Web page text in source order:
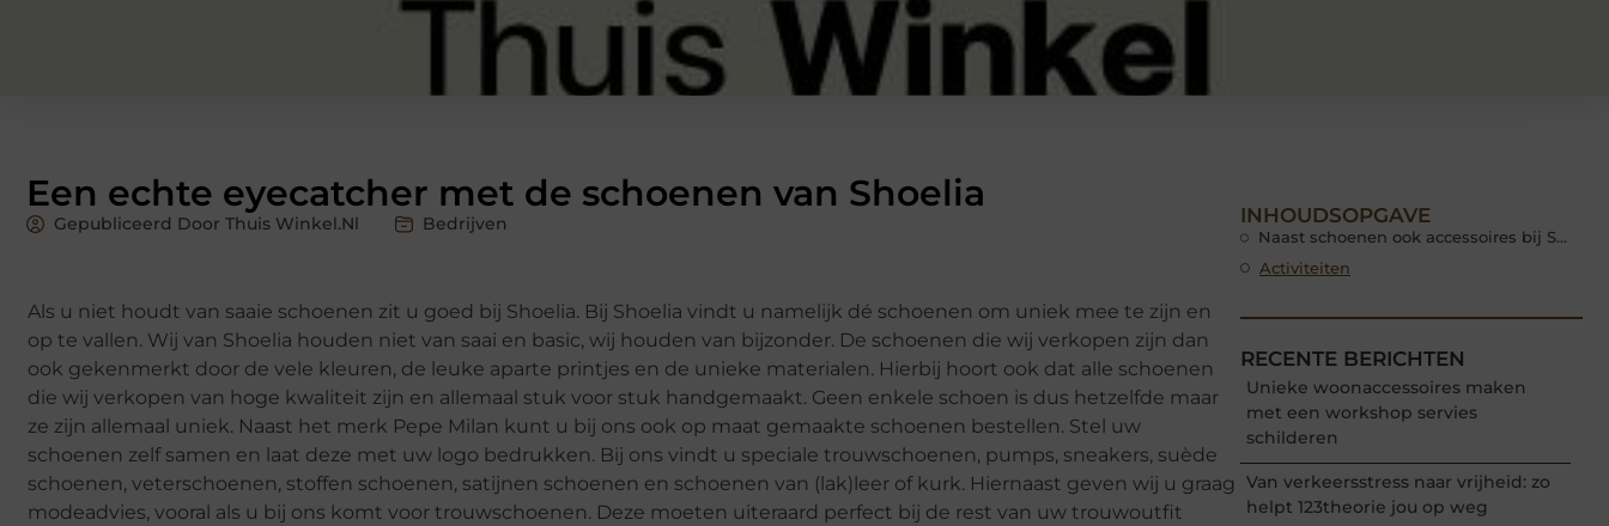
Een echte eyecatcher met de schoenen van Shoelia
Gepubliceerd Door Thuis Winkel.nl Bedrijven
Als u niet houdt van saaie schoenen zit u goed bij Shoelia. Bij Shoelia vindt u namelijk dé schoenen om uniek mee te zijn en
op te vallen. Wij van Shoelia houden niet van saai en basic, wij houden van bijzonder. De schoenen die wij verkopen zijn dan
ook gekenmerkt door de vele kleuren, de leuke aparte printjes en de unieke materialen. Hierbij hoort ook dat alle schoenen
die wij verkopen van hoge kwaliteit zijn en allemaal stuk voor stuk handgemaakt. Geen enkele schoen is dus hetzelfde maar
ze zijn allemaal uniek. Naast het merk Pepe Milan kunt u bij ons ook op maat gemaakte schoenen bestellen. Stel uw
schoenen zelf samen en laat deze met uw logo bedrukken. Bij ons vindt u speciale trouwschoenen, pumps, sneakers, suède
schoenen, veterschoenen, stoffen schoenen, satijnen schoenen en schoenen van (lak)leer of kurk. Hiernaast geven wij u graag
modeadvies, vooral als u bij ons komt voor trouwschoenen. Deze moeten uiteraard perfect bij de rest van uw trouwoutfit
INHOUDSOPGAVE
Naast schoenen ook accessoires bij Shoelia
Activiteiten
RECENTE BERICHTEN
Unieke woonaccessoires maken
met een workshop servies
schilderen
Van verkeersstress naar vrijheid: zo
helpt 123theorie jou op weg